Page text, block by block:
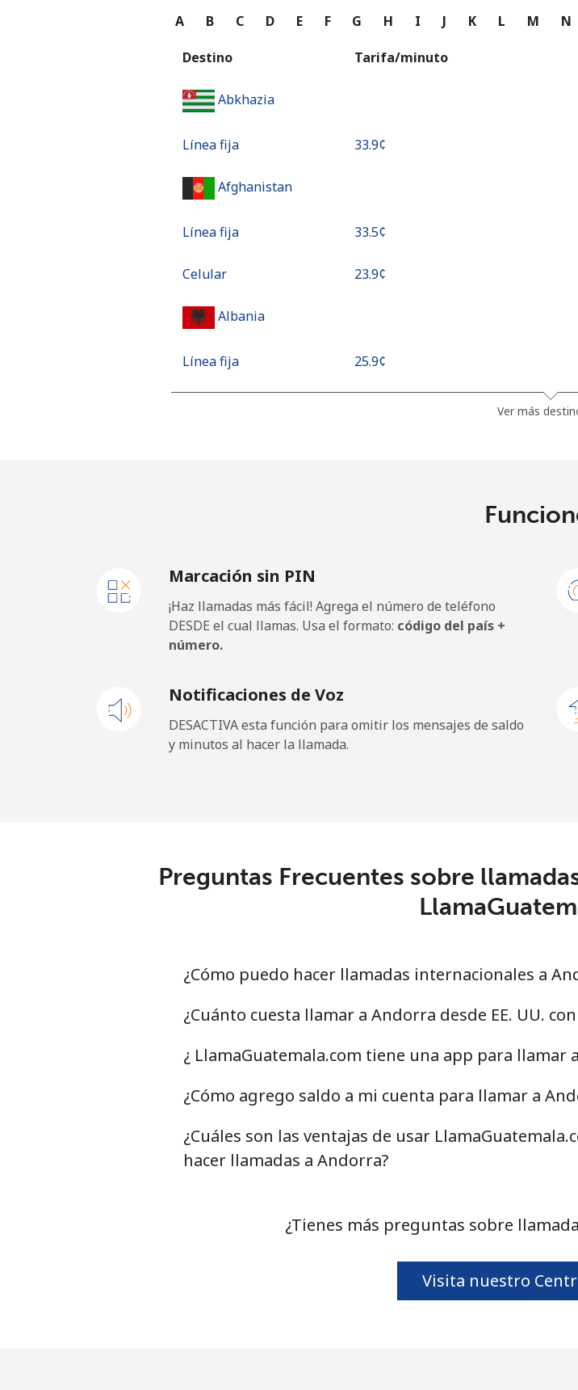
A B C D E F G H I J K L M N
Destino Tarifa/minuto
Abkhazia
Línea fija ⁦33.9¢⁩
Afghanistan
Línea fija ⁦33.5¢⁩
Celular ⁦23.9¢⁩
Albania
Línea fija ⁦25.9¢⁩
American Samoa
Línea fija ⁦19.5¢⁩
Andorra
Línea fija
Línea fija ⁦39.9¢⁩
Línea fija ⁦33.5¢⁩
Celular ⁦34.9¢⁩
Antigua And Barbuda
Línea fija ⁦33.9¢⁩
Ver más
Marcación sin PIN
¡Haz llamadas más fácil! Agrega el número de teléfono
DESDE el cual llamas. Usa el formato: código del país +
número.
Notificaciones de Voz
DESACTIVA esta función para omitir los mensajes de saldo
y minutos al hacer la llamada.
Preguntas Frecuentes sobre
¿Cómo puedo hacer llamadas internacionales a
¿Cuánto cuesta llamar a Andorra desde EE. UU.
¿ LlamaGuatemala.com tiene una app para llamar
¿Cómo agrego saldo a mi cuenta para llamar a
¿Cuáles son las ventajas de usar
hacer llamadas a Andorra?
¿Tienes más preguntas sobre
Visita nuestro